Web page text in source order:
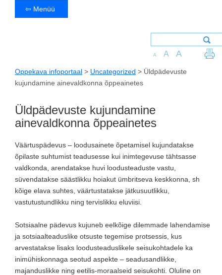
⇦ Menüü
A A A
Oppekava infoportaal > Uncategorized > Üldpädevuste
kujundamine ainevaldkonna õppeainetes
Üldpädevuste kujundamine
ainevaldkonna õppeainetes
Väärtuspädevus – loodusainete õpetamisel kujundatakse
õpilaste suhtumist teadusesse kui inimtegevuse tähtsasse
valdkonda, arendatakse huvi loodusteaduste vastu,
süvendatakse säästlikku hoiakut ümbritseva keskkonna, sh
kõige elava suhtes, väärtustatakse jätkusuutlikku,
vastutustundlikku ning tervislikku eluviisi.
Sotsiaalne pädevus kujuneb eelkõige dilemmade lahendamise
ja sotsiaalteaduslike otsuste tegemise protsessis, kus
arvestatakse lisaks loodusteaduslikele seisukohtadele ka
inimühiskonnaga seotud aspekte – seadusandlikke,
majanduslikke ning eetilis-moraalseid seisukohti. Oluline on